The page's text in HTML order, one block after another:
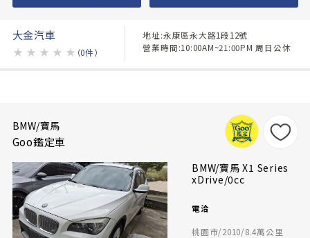
大金汽車
★ ★ ★ ★ ★ （0件）
地址:永康區永大路1段12號
營業時間:10:00AM~21:00PM 周日公休
BMW/寶馬
Goo鑑定車
BMW/寶馬 X1 Series
xDrive/0cc
電洽
桃園市/2010/8.4萬公里